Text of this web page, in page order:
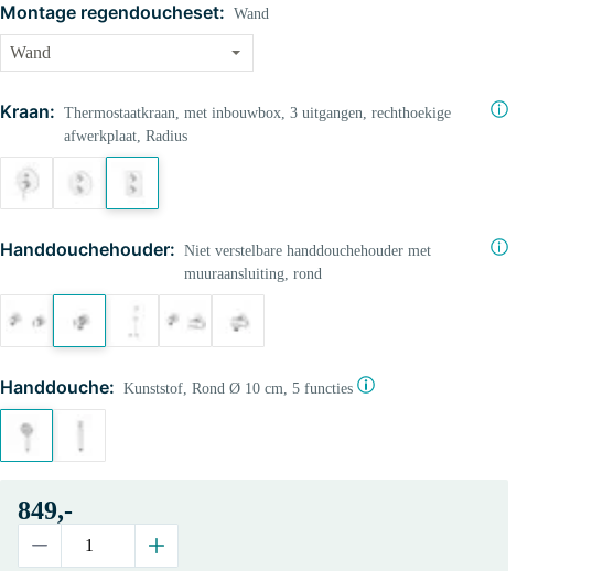
Montage regendoucheset: Wand
Kraan: Thermostaatkraan, met inbouwbox, 3 uitgangen, rechthoekige
afwerkplaat, Radius
Handdouchehouder: Niet verstelbare handdouchehouder met
muuraansluiting, rond
Handdouche: Kunststof, Rond Ø 10 cm, 5 functies
849,-